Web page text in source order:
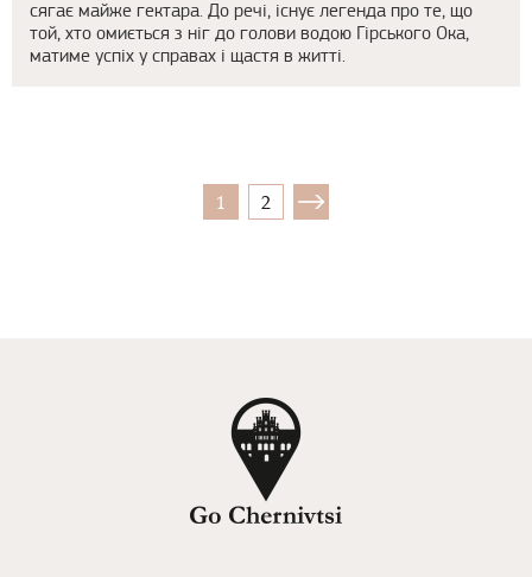
сягає майже гектара. До речі, існує легенда про те, що
той, хто омиється з ніг до голови водою Гірського Ока,
матиме успіх у справах і щастя в житті.
1 2